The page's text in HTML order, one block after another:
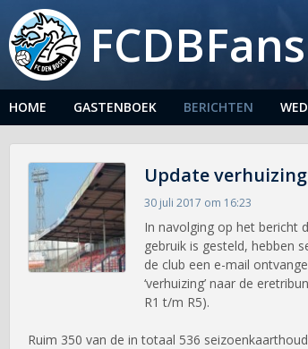
FCDBFans
HOME GASTENBOEK BERICHTEN
Update
30 juli 2017 om 16:23
In navolging op het bericht
gebruik is gesteld, hebben
de club een e-mail
‘verhuizing’ naar de
R1 t/m R5).
Ruim 350 van de in totaal 536